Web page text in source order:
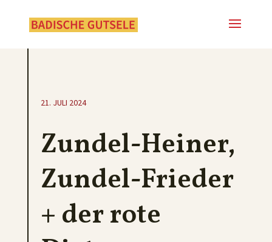
21. JULI 2024
Zundel-Heiner,
Zundel-Frieder
+ der rote